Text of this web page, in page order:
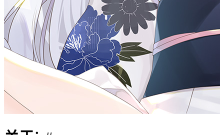
2
console.log (i);
3
}
函数
可以定义普通函数或箭头函数。
greet(name) {
2
return
`Hello,